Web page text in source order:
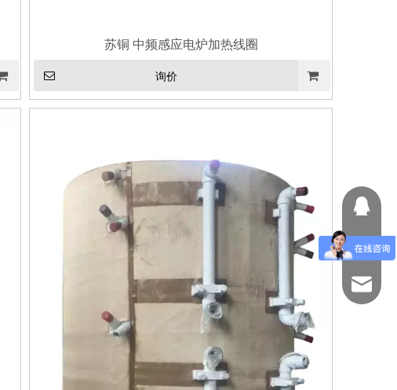
苏铜 中频感应电炉加热线圈
询价